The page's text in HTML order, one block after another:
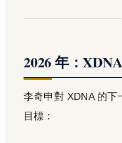
2026 年：
李奇申對 XDNA 的下
目標：